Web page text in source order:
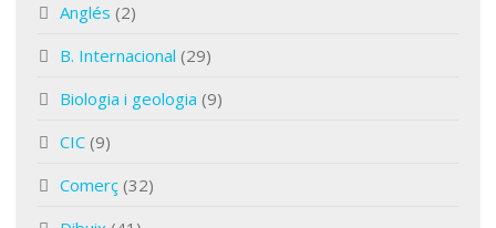
Anglés (2)
B. Internacional (29)
Biologia i geologia (9)
CIC (9)
Comerç (32)